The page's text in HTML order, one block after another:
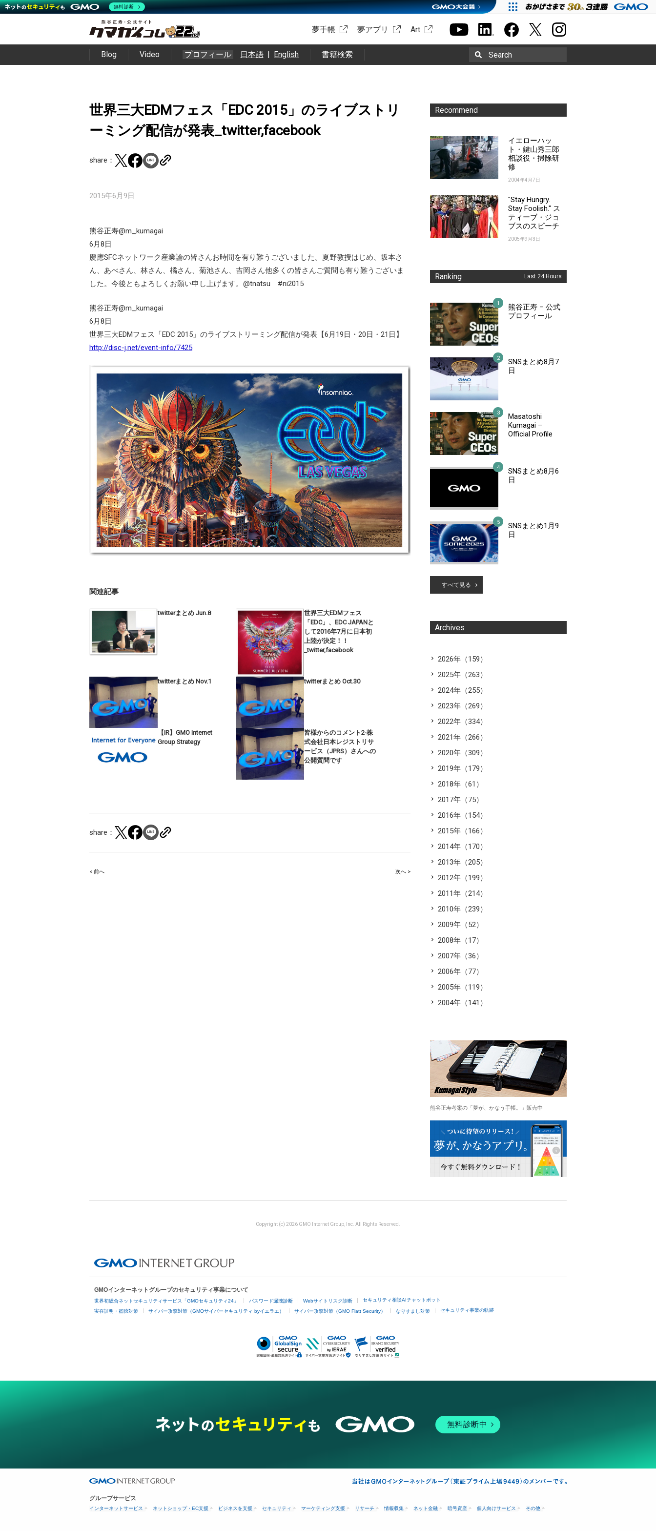
夢手帳 夢アプリ Art
Blog Video プロフィール 日本語 | English 書籍検索 Search
世界三大EDMフェス「EDC 2015」のライブストリ
ーミング配信が発表_twitter,facebook
share：
2015年6月9日
熊谷正寿‏@m_kumagai
6月8日
慶應SFCネットワーク産業論の皆さんお時間を有り難うございました。夏野教授はじめ、坂本さ
ん、あべさん、林さん、橘さん、菊池さん、吉岡さん他多くの皆さんご質問も有り難うございま
した。今後ともよろしくお願い申し上げます。@tnatsu #ni2015
熊谷正寿‏@m_kumagai
6月8日
世界三大EDMフェス「EDC 2015」のライブストリーミング配信が発表【6月19日・20日・21日】
http://disc-j.net/event-info/7425
関連記事
twitterまとめ Jun.8
世界三大EDMフェス
「EDC」、EDC JAPANと
して2016年7月に日本初
上陸が決定！！
_twitter,facebook
twitterまとめ Nov.1 twitterまとめ Oct.30
【IR】GMO Internet
Group Strategy
皆様からのコメント2-株
式会社日本レジストリサ
ービス（JPRS）さんへの
公開質問です
share：
Post
< 前へ 次へ >
Recommend
イエローハッ
ト・鍵山秀三郎
相談役・掃除研
修
2004年4月7日
"Stay Hungry.
Stay Foolish." ス
ティーブ・ジョ
ブスのスピーチ
2005年9月3日
Ranking Last 24 Hours
熊谷正寿 – 公式
プロフィール
SNSまとめ8月7
日
Masatoshi
Kumagai –
Official Profile
SNSまとめ8月6
日
SNSまとめ1月9
日
すべて見る
Archives
2026年（159）
2025年（263）
2024年（255）
2023年（269）
2022年（334）
2021年（266）
2020年（309）
2019年（179）
2018年（61）
2017年（75）
2016年（154）
2015年（166）
2014年（170）
2013年（205）
2012年（199）
2011年（214）
2010年（239）
2009年（52）
2008年（17）
2007年（36）
2006年（77）
2005年（119）
2004年（141）
熊谷正寿考案の「夢が、かなう手帳。」販売中
Copyright (c) 2026 GMO Internet Group, Inc. All Rights Reserved.
GMOインターネットグループのセキュリティ事業について
世界初総合ネットセキュリティサービス「GMOセキュリティ24」 パスワード漏洩診断 Webサイトリスク診断 セキュリティ相談AIチャットボット
実在証明・盗聴対策 サイバー攻撃対策（GMOサイバーセキュリティ byイエラエ） サイバー攻撃対策（GMO Flatt Security） なりすまし対策 セキュリティ事業の軌跡
無料診断中
グループサービス
インターネットサービス ネットショップ・EC支援 ビジネスを支援 セキュリティ マーケティング支援 リサーチ 情報収集 ネット金融 暗号資産 個人向けサービス その他
無料診断